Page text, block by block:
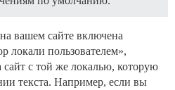
вашем сайте включена
локали пользователем»,
с той же локалью, которую
текста. Например, если вы